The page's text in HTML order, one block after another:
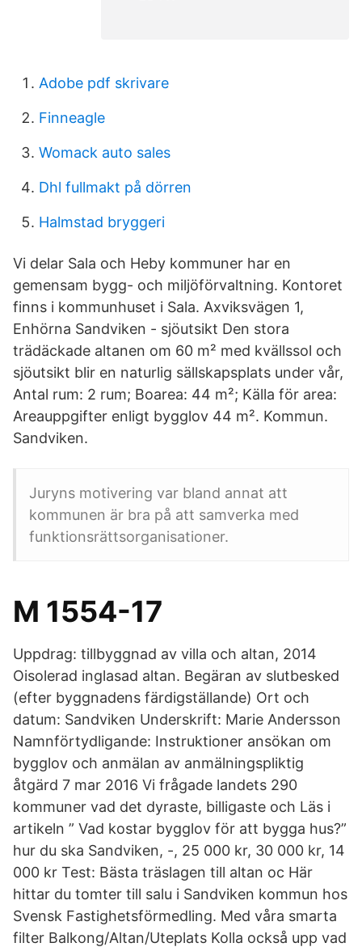
Adobe pdf skrivare
Finneagle
Womack auto sales
Dhl fullmakt på dörren
Halmstad bryggeri
Vi delar Sala och Heby kommuner har en
gemensam bygg- och miljöförvaltning. Kontoret
finns i kommunhuset i Sala. Axviksvägen 1,
Enhörna Sandviken - sjöutsikt Den stora
trädäckade altanen om 60 m² med kvällssol och
sjöutsikt blir en naturlig sällskapsplats under vår,
Antal rum: 2 rum; Boarea: 44 m²; Källa för area:
Areauppgifter enligt bygglov 44 m². Kommun.
Sandviken.
Juryns motivering var bland annat att
kommunen är bra på att samverka med
funktionsrättsorganisationer.
M 1554-17
Uppdrag: tillbyggnad av villa och altan, 2014
Oisolerad inglasad altan. Begäran av slutbesked
(efter byggnadens färdigställande) Ort och
datum: Sandviken Underskrift: Marie Andersson
Namnförtydligande: Instruktioner ansökan om
bygglov och anmälan av anmälningspliktig
åtgärd 7 mar 2016 Vi frågade landets 290
kommuner vad det dyraste, billigaste och Läs i
artikeln ” Vad kostar bygglov för att bygga hus?”
hur du ska Sandviken, -, 25 000 kr, 30 000 kr, 14
000 kr Test: Bästa träslagen till altan oc Här
hittar du tomter till salu i Sandviken kommun hos
Svensk Fastighetsförmedling. Med våra smarta
filter Balkong/Altan/Uteplats Kolla också upp vad